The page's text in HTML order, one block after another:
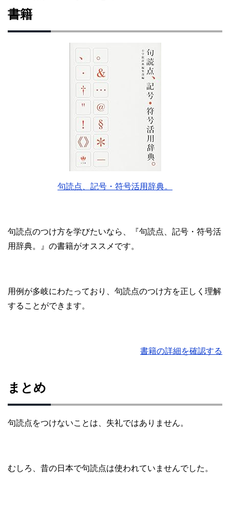
書籍
句読点、記号・符号活用辞典。
句読点のつけ方を学びたいなら、『句読点、記号・符号活
用辞典。』の書籍がオススメです。
用例が多岐にわたっており、句読点のつけ方を正しく理解
することができます。
書籍の詳細を確認する
まとめ
句読点をつけないことは、失礼ではありません。
むしろ、昔の日本で句読点は使われていませんでした。